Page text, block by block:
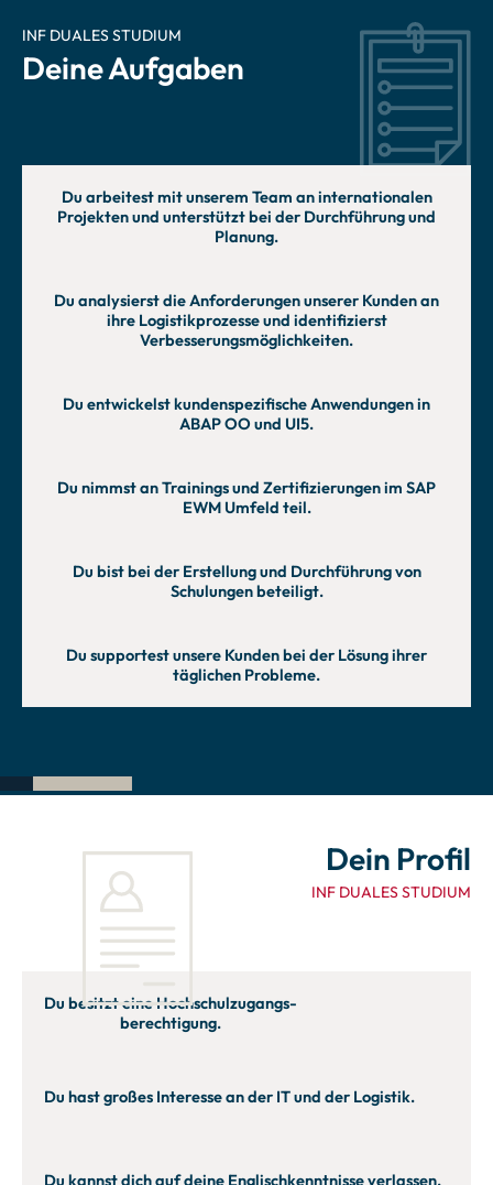
INF DUALES STUDIUM
Deine Aufgaben
Du arbeitest mit unserem Team an internationalen
Projekten und unterstützt bei der Durchführung und
Planung.
Du analysierst die Anforderungen unserer Kunden an
ihre Logistikprozesse und identifizierst
Verbesserungsmöglichkeiten.
Du entwickelst kundenspezifische Anwendungen in
ABAP OO und UI5.
Du nimmst an Trainings und Zertifizierungen im SAP
EWM Umfeld teil.
Du bist bei der Erstellung und Durchführung von
Schulungen beteiligt.
Du supportest unsere Kunden bei der Lösung ihrer
täglichen Probleme.
Dein Profil
INF DUALES STUDIUM
Du besitzt eine Hochschulzugangs-
berechtigung.
Du hast großes Interesse an der IT und der Logistik.
Du kannst dich auf deine Englischkenntnisse verlassen.